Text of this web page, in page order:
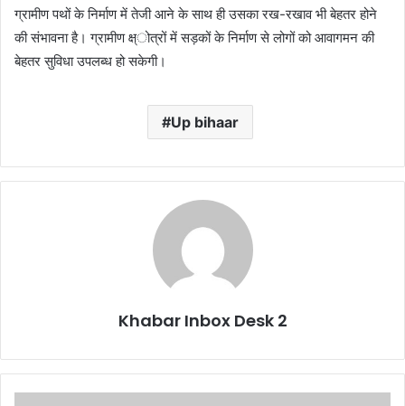
ग्रामीण पथों के निर्माण में तेजी आने के साथ ही उसका रख-रखाव भी बेहतर होने
की संभावना है। ग्रामीण क्ष्ोत्रों में सड़कों के निर्माण से लोगों को आवागमन की
बेहतर सुविधा उपलब्ध हो सकेगी।
Up bihaar
Khabar Inbox Desk 2